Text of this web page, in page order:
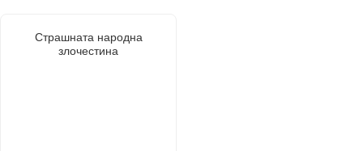
Страшната народна
злочестина